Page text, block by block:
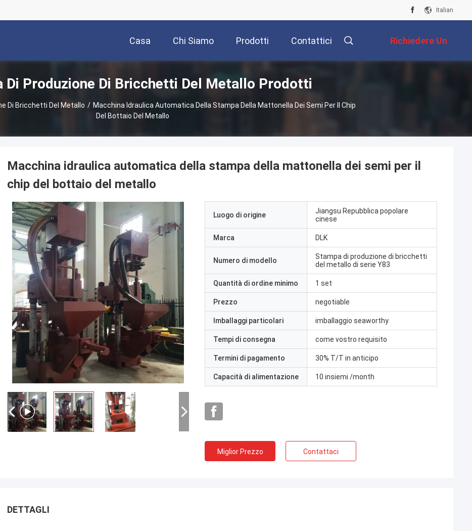
Italian
Casa Chi Siamo Prodotti Contattici Richiedere Un
Preventivo
Di Produzione Di Bricchetti Del Metallo Prodotti
Di Bricchetti Del Metallo / Macchina Idraulica Automatica Della Stampa Della Mattonella Dei Semi Per Il Chip
Del Bottaio Del Metallo
Macchina idraulica automatica della stampa della mattonella dei semi per il
chip del bottaio del metallo
Luogo di origine
Jiangsu Repubblica popolare
cinese
Marca DLK
Numero di modello
Stampa di produzione di bricchetti
del metallo di serie Y83
Quantità di ordine minimo 1 set
Prezzo negotiable
Imballaggi particolari imballaggio seaworthy
Tempi di consegna come vostro requisito
Termini di pagamento 30% T/T in anticipo
Capacità di alimentazione 10 insiemi /month
Miglior Prezzo Contattaci
DETTAGLI